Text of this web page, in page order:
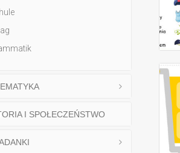
I SPOŁECZEŃSTWO